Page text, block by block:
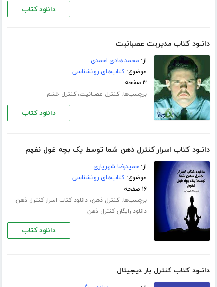
دانلود کتاب
دانلود کتاب مدیریت عصبانیت
از: محمد هادی احمدی
موضوع:کتاب‌های روانشناسی
۳ صفحه
برچسب‌ها:کنترل عصبانیت،کنترل خشم
دانلود کتاب
دانلود کتاب اسرار کنترل ذهن شما توسط یک بچه غول نفهم
از:حمیدرضا شهریاری
موضوع:کتاب‌های روانشناسی
۱۶ صفحه
برچسب‌ها:کنترل ذهن،دانلود کتاب اسرار کنترل ذهن،
دانلود رایگان کنترل ذهن
دانلود کتاب
دانلود کتاب کنترل بار دیجیتال